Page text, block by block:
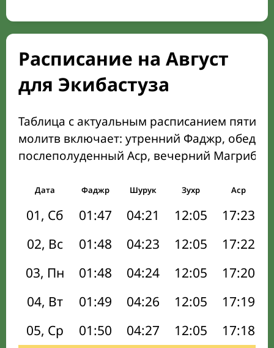
Расписание на Август
для Экибастуза
Таблица с актуальным расписанием пяти
молитв включает: утренний Фаджр,
послеполуденный Аср, вечерний Магриб
Дата Фаджр Шурук Зухр Аср
01, Сб 01:47 04:21 12:05 17:23
02, Вс
01:48 04:23 12:05 17:22
03, Пн
01:48 04:24 12:05 17:20
04, Вт
01:49 04:26 12:05 17:19
05, Ср
01:50 04:27 12:05 17:18